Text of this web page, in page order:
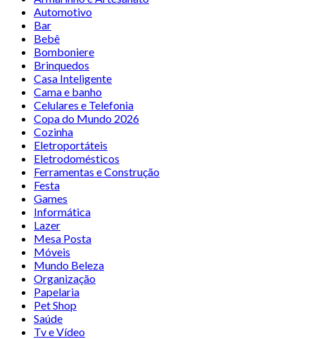
Automotivo
Bar
Bebê
Bomboniere
Brinquedos
Casa Inteligente
Cama e banho
Celulares e Telefonia
Copa do Mundo 2026
Cozinha
Eletroportáteis
Eletrodomésticos
Ferramentas e Construção
Festa
Games
Informática
Lazer
Mesa Posta
Móveis
Mundo Beleza
Organização
Papelaria
Pet Shop
Saúde
Tv e Vídeo